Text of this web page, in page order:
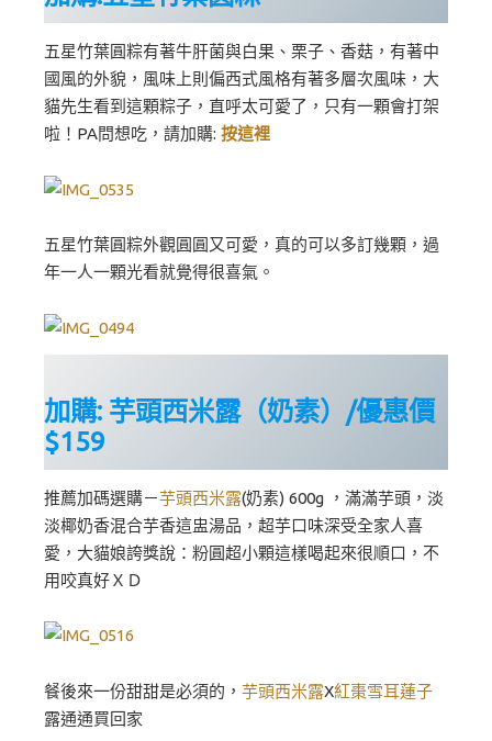
五星竹葉圓粽有著牛肝菌與白果、栗子、香菇，有著中
國風的外貌，風味上則偏西式風格有著多層次風味，大
貓先生看到這顆粽子，直呼太可愛了，只有一顆會打架
啦！PA問想吃，請加購: 按這裡
五星竹葉圓粽外觀圓圓又可愛，真的可以多訂幾顆，過
年一人一顆光看就覺得很喜氣。
加購: 芋頭西米露（奶素）/優惠價
$159
推薦加碼選購－芋頭西米露(奶素) 600g ，滿滿芋頭，淡
淡椰奶香混合芋香這盅湯品，超芋口味深受全家人喜
愛，大貓娘誇獎說：粉圓超小顆這樣喝起來很順口，不
用咬真好ＸＤ
餐後來一份甜甜是必須的， 芋頭西米露X紅棗雪耳蓮子
露通通買回家